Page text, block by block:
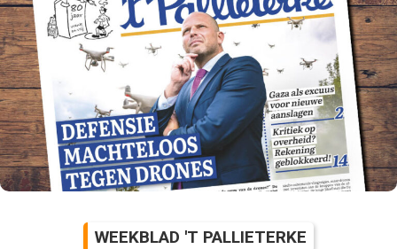
WEEKBLAD 'T PALLIETERKE